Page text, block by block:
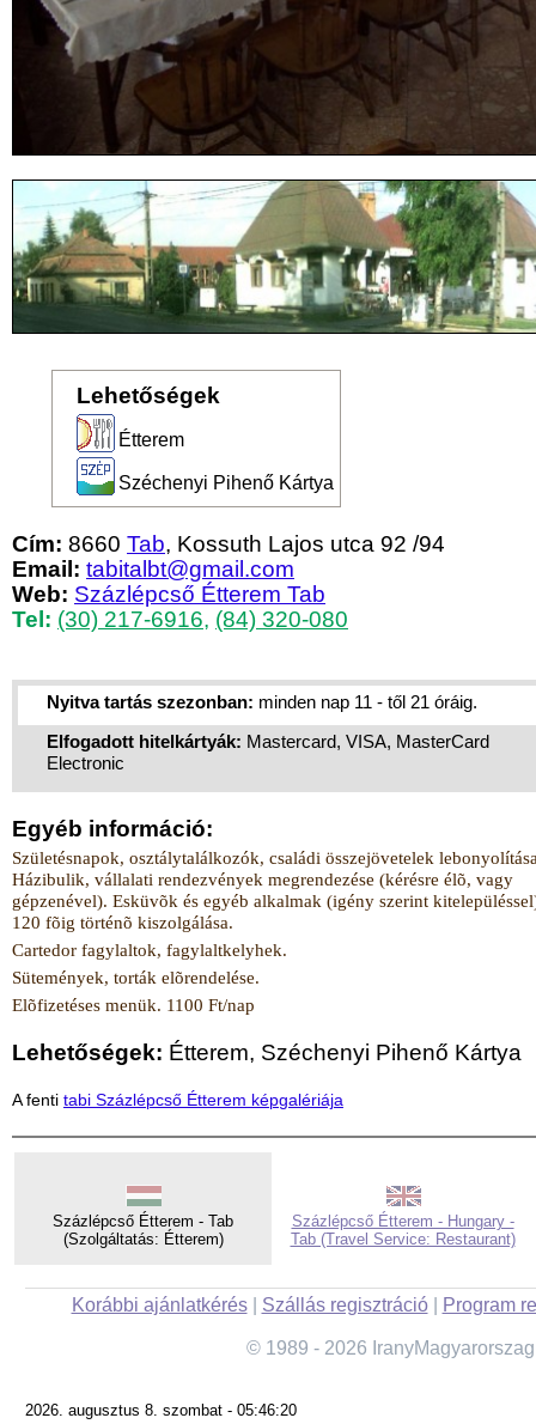
Lehetőségek
Étterem
Széchenyi Pihenő Kártya
Cím: 8660 Tab, Kossuth Lajos utca 92 /94
Email: tabitalbt@gmail.com
Web: Százlépcső Étterem Tab
Tel: (30) 217-6916, (84) 320-080
Nyitva tartás szezonban: minden nap 11 - től 21 óráig.
Elfogadott hitelkártyák: Mastercard, VISA, MasterCard
Electronic
Egyéb információ:
Születésnapok, osztálytalálkozók, családi összejövetelek
Házibulik, vállalati rendezvények megrendezése (kérésre élõ, vagy
gépzenével). Esküvõk és egyéb alkalmak (igény szerint
120 fõig történõ kiszolgálása.
Cartedor fagylaltok, fagylaltkelyhek.
Sütemények, torták elõrendelése.
Elõfizetéses menük. 1100 Ft/nap
Lehetőségek: Étterem, Széchenyi Pihenő Kártya
A fenti tabi Százlépcső Étterem képgalériája
Százlépcső Étterem - Tab
(Szolgáltatás: Étterem)
Százlépcső Étterem - Hungary -
Tab (Travel Service: Restaurant)
Korábbi ajánlatkérés| Szállás regisztráció| Program
© 1989 - 2026
2026. augusztus 8. szombat - 05:46:20